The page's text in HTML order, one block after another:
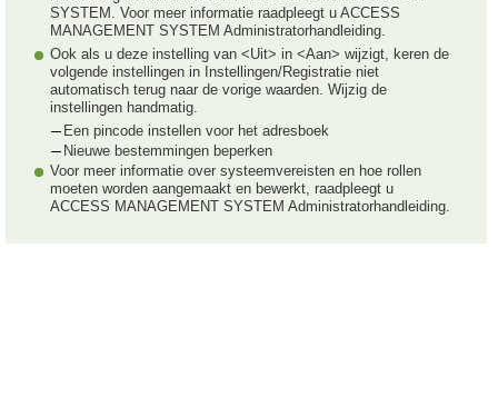
SYSTEM. Voor meer informatie raadpleegt u ACCESS
MANAGEMENT SYSTEM Administratorhandleiding.
Ook als u deze instelling van <Uit> in <Aan> wijzigt, keren de
volgende instellingen in Instellingen/Registratie niet
automatisch terug naar de vorige waarden. Wijzig de
instellingen handmatig.
Een pincode instellen voor het adresboek
Nieuwe bestemmingen beperken
Voor meer informatie over systeemvereisten en hoe rollen
moeten worden aangemaakt en bewerkt, raadpleegt u
ACCESS MANAGEMENT SYSTEM Administratorhandleiding.